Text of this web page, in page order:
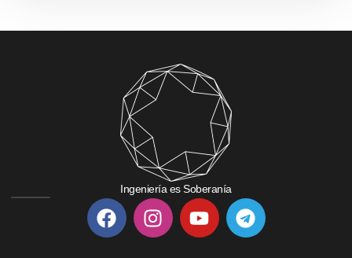
Ingeniería es Soberanía